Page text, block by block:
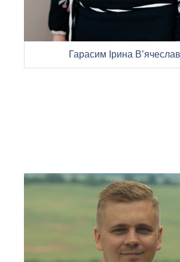
Гарасим Ірина